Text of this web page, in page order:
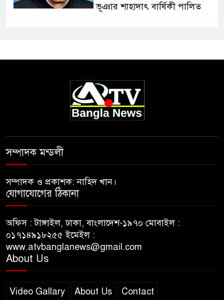
ভূঞার শাহাদাৎ বার্ষিকী পালিত
সম্পাদক মন্ডলী
সম্পাদক ও প্রকাশক: নাহিদ খান।
যোগাযোগের ঠিকানা
অফিস : টাঙ্গাইল, ঢাকা, বাংলাদেশ-১৯৭০ মোবাইল :
০১৭১৪৯১৮২৫৫ ইমেইল :
www.atvbanglanews@gmail.com
About Us
Video Gallary About Us Contact